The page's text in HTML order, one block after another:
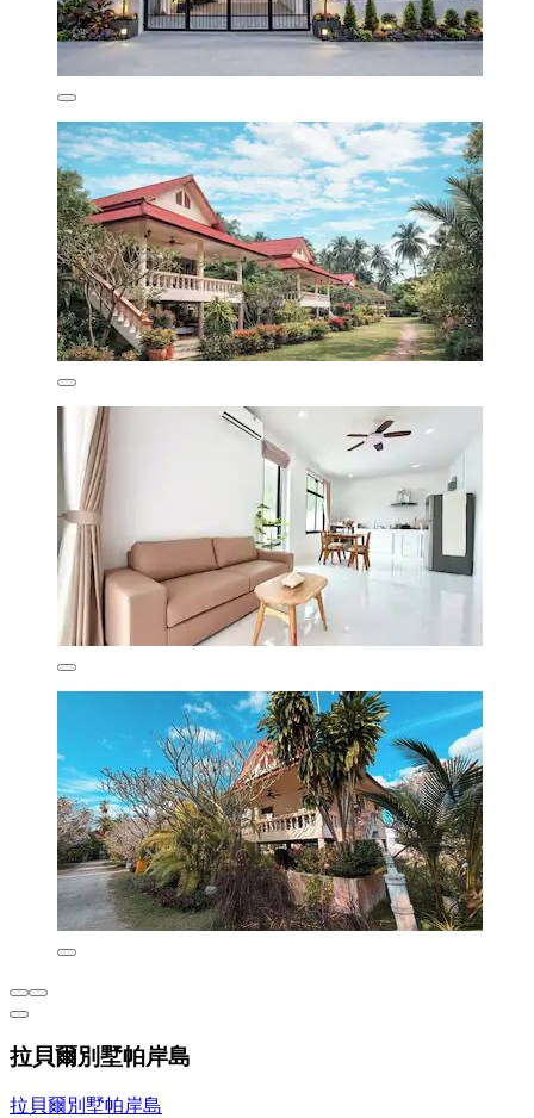
拉貝爾別墅帕岸島
拉貝爾別墅帕岸島